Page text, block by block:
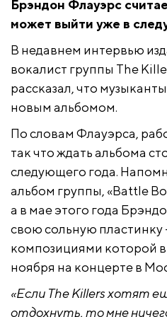
Брэндон Флауэрс
может выйти уже в
В недавнем интервью
вокалист группы The
рассказал, что
новым альбомом.
По словам Флауэрса,
так что ждать альбома
следующего года.
альбом группы, «Battle
а в мае этого года
свою сольную пластинку
композициями которой
ноября на концерте в
«Если The Killers хотят
отдохнуть, то мне